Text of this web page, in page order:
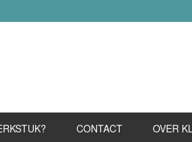
CONTACT OVER